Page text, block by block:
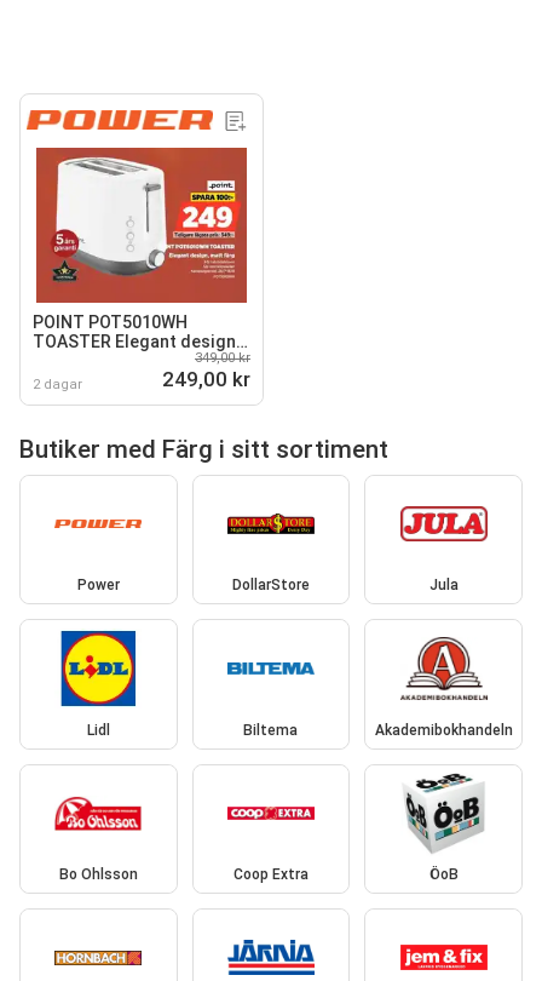
POINT POT5010WH
TOASTER Elegant design,
2 dagar
349,00 kr
249,00 kr
Butiker med Färg i sitt sortiment
Power DollarStore Jula
Lidl Biltema Akademibokhandeln
Bo Ohlsson Coop Extra ÖoB